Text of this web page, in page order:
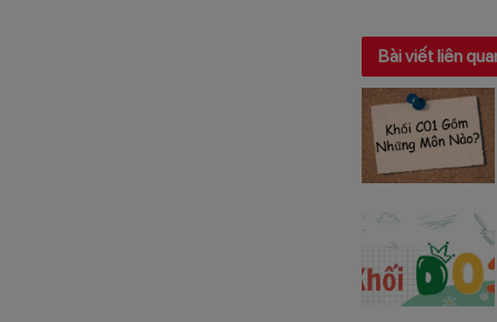
Bài viết liên